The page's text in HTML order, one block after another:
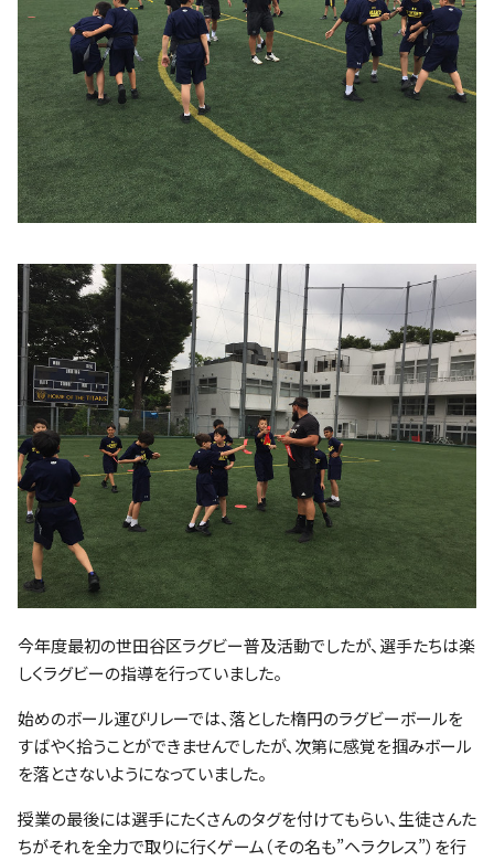
今年度最初の世田谷区ラグビー普及活動でしたが、選手たちは楽
しくラグビーの指導を行っていました。
始めのボール運びリレーでは、落とした楕円のラグビーボールを
すばやく拾うことができませんでしたが、次第に感覚を掴みボール
を落とさないようになっていました。
授業の最後には選手にたくさんのタグを付けてもらい、生徒さんた
ちがそれを全力で取りに行くゲーム（その名も”ヘラクレス”）を行